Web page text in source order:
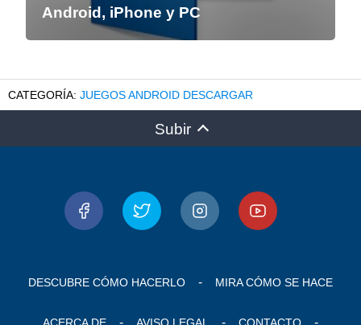
Android, iPhone y PC
JUEGOS ANDROID DESCARGAR
Subir
DESCUBRE CÓMO HACERLO MIRA CÓMO SE HACE